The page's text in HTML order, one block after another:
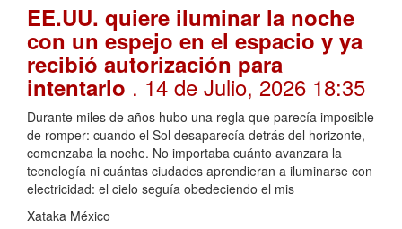
EE.UU. quiere iluminar la noche
con un espejo en el espacio y ya
recibió autorización para
intentarlo . 14 de Julio, 2026 18:35
Durante miles de años hubo una regla que parecía imposible
de romper: cuando el Sol desaparecía detrás del horizonte,
comenzaba la noche. No importaba cuánto avanzara la
tecnología ni cuántas ciudades aprendieran a iluminarse con
electricidad: el cielo seguía obedeciendo el mis
Xataka México